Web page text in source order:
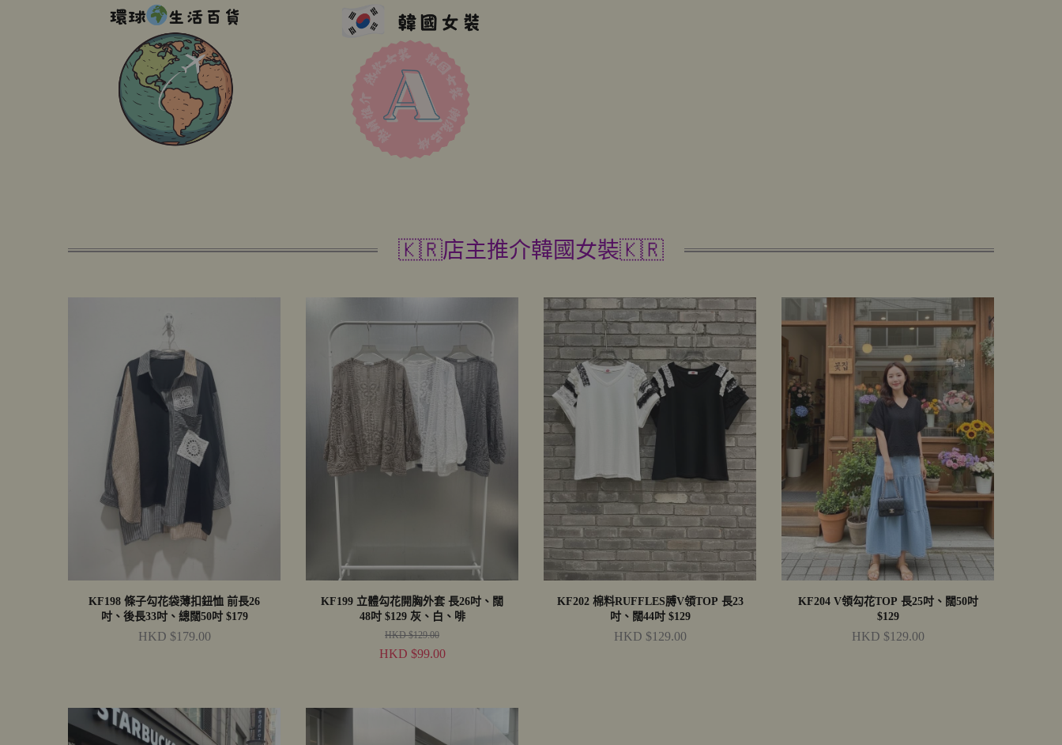
🇰🇷店主推介韓國女裝🇰🇷
KF198 條子勾花袋薄扣鈕恤 前長26
吋、後長33吋、總闊50吋 $179
HKD $179.00
KF199 立體勾花開胸外套 長26吋、闊
48吋 $129 灰、白、啡
HKD $129.00
HKD $99.00
KF202 棉料RUFFLES膊V領TOP 長23
吋、闊44吋 $129
HKD $129.00
KF204 V領勾花TOP 長25吋、闊50吋
$129
HKD $129.00